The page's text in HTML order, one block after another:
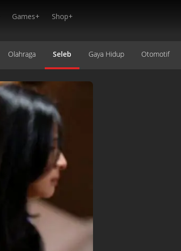
Games+ Shop+
Olahraga Seleb Gaya Hidup Otomotif